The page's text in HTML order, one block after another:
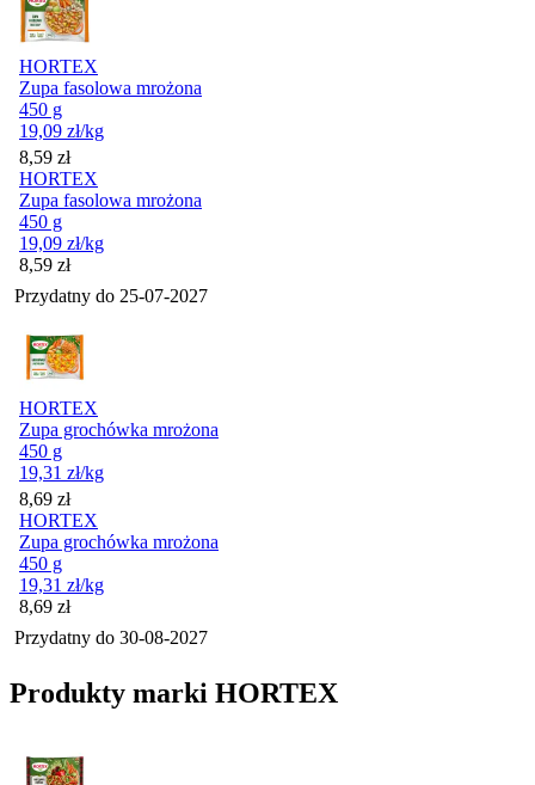
HORTEX
Zupa fasolowa mrożona
450 g
19,09 zł/kg
Cena
8,59 zł
HORTEX
Zupa fasolowa mrożona
450 g
19,09 zł/kg
Cena
8,59 zł
Przydatny do 25-07-2027
HORTEX
Zupa grochówka mrożona
450 g
19,31 zł/kg
Cena
8,69 zł
HORTEX
Zupa grochówka mrożona
450 g
19,31 zł/kg
Cena
8,69 zł
Przydatny do 30-08-2027
Produkty marki HORTEX